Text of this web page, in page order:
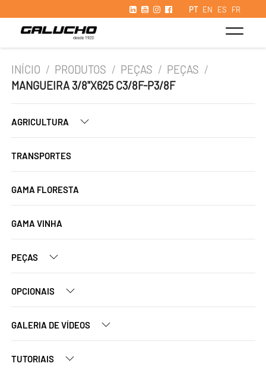
PT EN ES FR
INÍCIO / PRODUTOS / PEÇAS / PEÇAS /
MANGUEIRA 3/8"X625 C3/8F-P3/8F
AGRICULTURA
TRANSPORTES
GAMA FLORESTA
GAMA VINHA
PEÇAS
OPCIONAIS
GALERIA DE VÍDEOS
TUTORIAIS